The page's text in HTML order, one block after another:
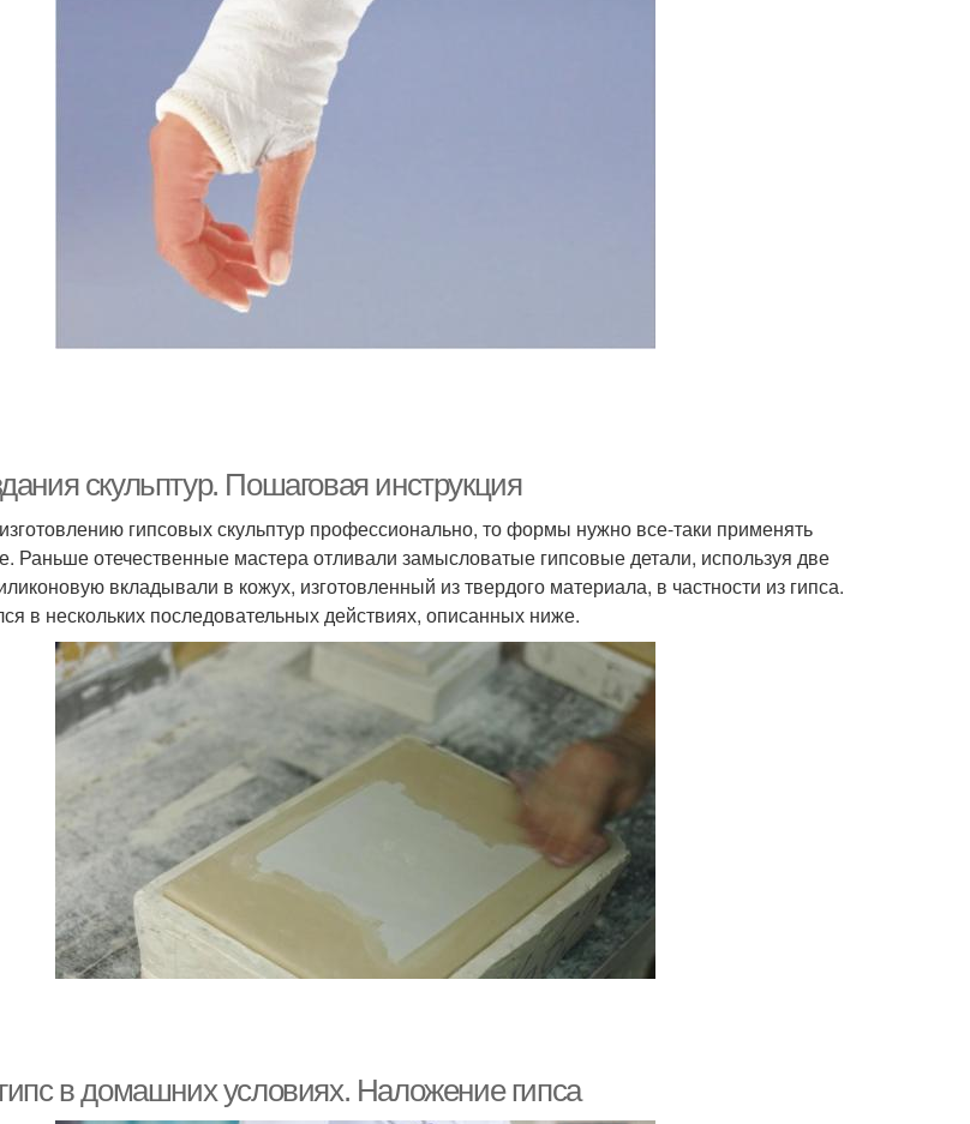
скульптур. Пошаговая инструкция
гипсовых скульптур профессионально, то формы нужно все-таки применять
Раньше отечественные мастера отливали замысловатые гипсовые детали, используя две
вкладывали в кожух, изготовленный из твердого материала, в частности из гипса.
в нескольких последовательных действиях, описанных ниже.
в домашних условиях. Наложение гипса